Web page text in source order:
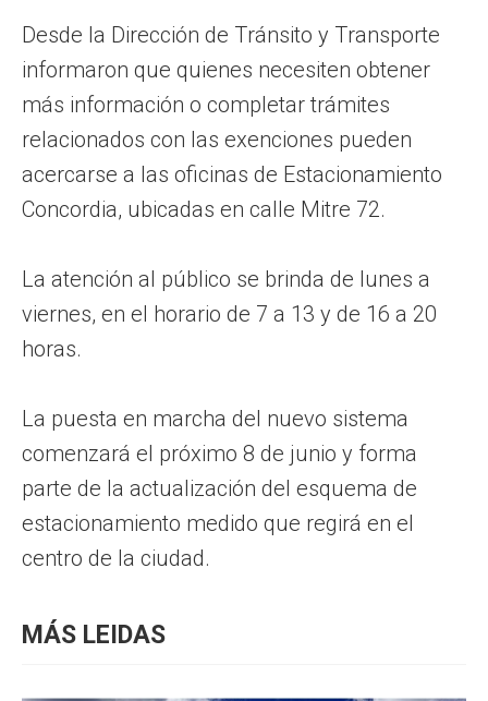
Desde la Dirección de Tránsito y Transporte
informaron que quienes necesiten obtener
más información o completar trámites
relacionados con las exenciones pueden
acercarse a las oficinas de Estacionamiento
Concordia, ubicadas en calle Mitre 72.
La atención al público se brinda de lunes a
viernes, en el horario de 7 a 13 y de 16 a 20
horas.
La puesta en marcha del nuevo sistema
comenzará el próximo 8 de junio y forma
parte de la actualización del esquema de
estacionamiento medido que regirá en el
centro de la ciudad.
MÁS LEIDAS